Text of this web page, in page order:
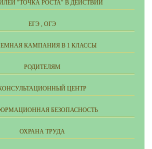
"ТОЧКА РОСТА" В ДЕЙСТВИИ
ЕГЭ , ОГЭ
КАМПАНИЯ В 1 КЛАССЫ
РОДИТЕЛЯМ
ЦЕНТР
БЕЗОПАСНОСТЬ
ОХРАНА ТРУДА